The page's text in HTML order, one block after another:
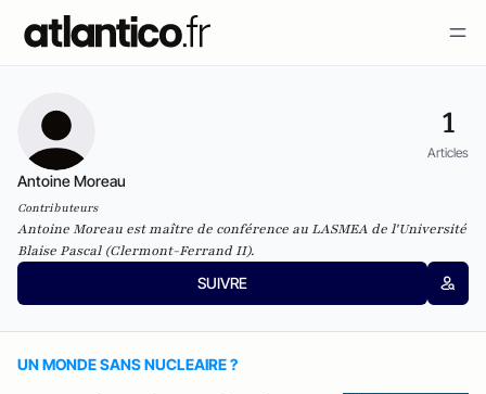
1
Articles
Antoine Moreau
Contributeurs
Antoine Moreau est maître de conférence auLASMEA de l'Université
Blaise Pascal (Clermont-Ferrand II).
SUIVRE
UN MONDE SANS NUCLEAIRE ?